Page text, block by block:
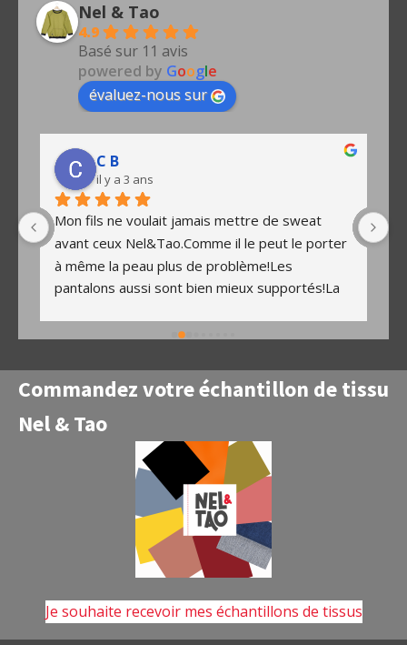
Nel & Tao
4.9
Basé sur 11 avis
powered by Google
évaluez-nous sur
C B
il y a 3 ans
Mon fils ne voulait jamais mettre de sweat
avant ceux Nel&Tao.Comme il le peut le porter
à même la peau plus de problème!Les
pantalons aussi sont bien mieux supportés!La
enfants à s'habiller...
Commandez votre échantillon de tissu
Nel & Tao
Je souhaite recevoir mes échantillons de tissus